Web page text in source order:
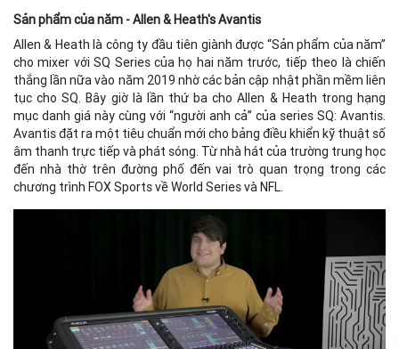
Sản phẩm của năm - Allen & Heath's Avantis
Allen & Heath là công ty đầu tiên giành được “Sản phẩm của năm”
cho mixer với SQ Series của họ hai năm trước, tiếp theo là chiến
thắng lần nữa vào năm 2019 nhờ các bản cập nhật phần mềm liên
tục cho SQ. Bây giờ là lần thứ ba cho Allen & Heath trong hạng
mục danh giá này cùng với “người anh cả” của series SQ: Avantis.
Avantis đặt ra một tiêu chuẩn mới cho bảng điều khiển kỹ thuật số
âm thanh trực tiếp và phát sóng. Từ nhà hát của trường trung học
đến nhà thờ trên đường phố đến vai trò quan trọng trong các
chương trình FOX Sports về World Series và NFL.